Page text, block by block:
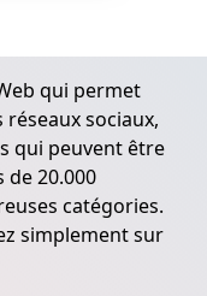
qui permet
sociaux,
qui peuvent être
20.000
catégories.
simplement sur